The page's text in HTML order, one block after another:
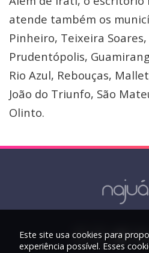
atende também os
Pinheiro, Teixeira
Prudentópolis,
Rio Azul, Rebouças,
João do Triunfo, São
Olinto.
Este site usa cookies para
experiência possível. Esses